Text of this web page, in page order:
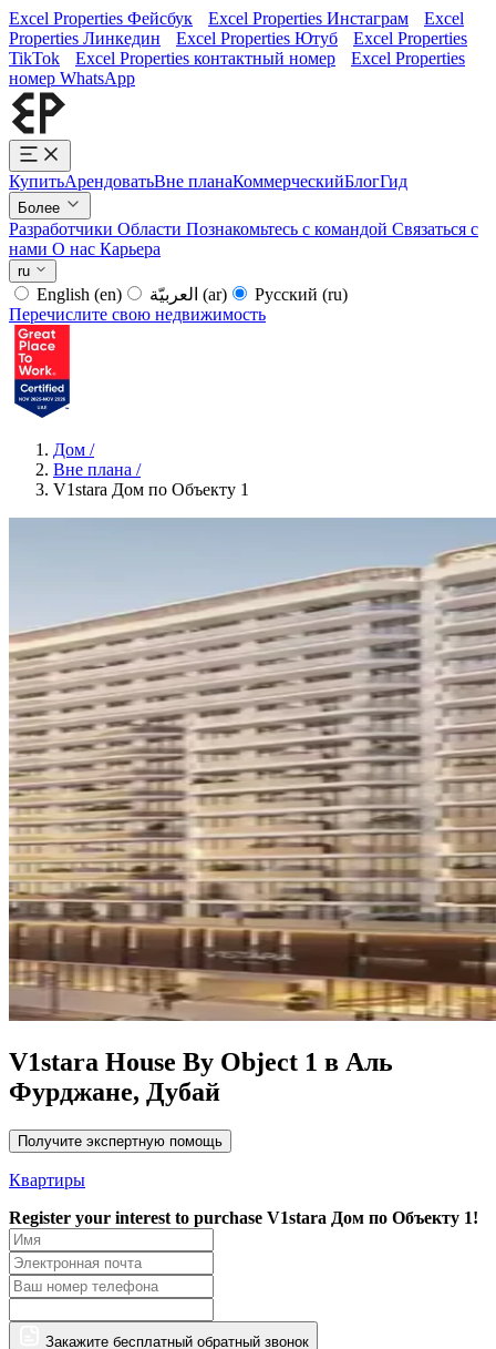
Excel Properties Фейсбук Excel Properties Инстаграм
Excel
Properties Линкедин
Excel Properties Ютуб
Excel Properties
TikTok
Excel Properties контактный номер
Excel Properties
номер WhatsApp
КупитьАрендоватьВне планаКоммерческийБлогГид
Более
Разработчики Области Познакомьтесь с командой Связаться с
нами О нас Карьера
ru
English (en) (ar) Русский (ru)
Перечислите свою недвижимость
Дом /
Вне плана /
V1stara Дом по Объекту 1
V1stara House By Object 1 в Аль
Фурджане, Дубай
Получите экспертную помощь
Квартиры
Register your interest to purchase V1stara Дом по Объекту 1!
Закажите бесплатный обратный звонок